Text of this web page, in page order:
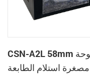
CSN-A2L 58mm لوحة
مصغرة استلام الطابعة